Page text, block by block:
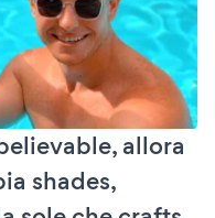
allora
shades,